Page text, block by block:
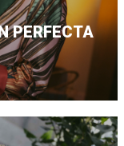
PERFECTA